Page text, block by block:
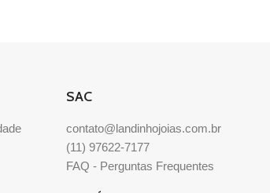
SAC
contato@landinhojoias.com.br
(11) 97622-7177
FAQ - Perguntas Frequentes